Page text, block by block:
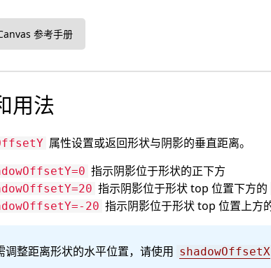
参考手册
用法
属性设置或返回形状与阴影的垂直距离。
指示阴影位于形状的正下方
指示阴影位于形状 top 位置下方的
20 指示阴影位于形状 top 位置上方
调整距离形状的水平位置，请使用 shadowOffsetX